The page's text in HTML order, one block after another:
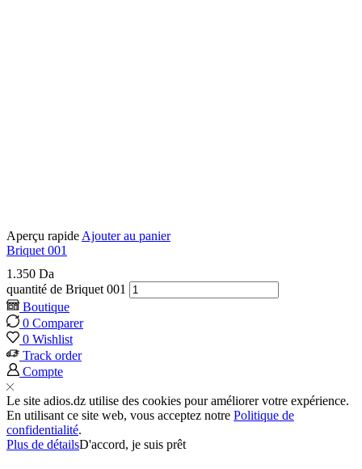
Aperçu rapide Ajouter au panier
Briquet 001
1.350 Da
quantité de Briquet 001
Boutique
0 Comparer
0 Wishlist
Track order
Compte
Le site adios.dz utilise des cookies pour améliorer votre expérience.
En utilisant ce site web, vous acceptez notre Politique de
confidentialité.
Plus de détailsD'accord, je suis prêt